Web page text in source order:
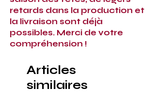
retards dans la production et
la livraison sont déjà
possibles. Merci de votre
compréhension !
Articles
similaires